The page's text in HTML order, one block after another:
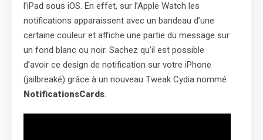
l’iPad sous iOS. En effet, sur l’Apple Watch les
notifications apparaissent avec un bandeau d’une
certaine couleur et affiche une partie du message sur
un fond blanc ou noir. Sachez qu’il est possible
d’avoir ce design de notification sur votre iPhone
(jailbreaké) grâce à un nouveau Tweak Cydia nommé
NotificationsCards.